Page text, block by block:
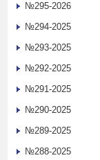
№295-2026
№294-2025
№293-2025
№292-2025
№291-2025
№290-2025
№289-2025
№288-2025